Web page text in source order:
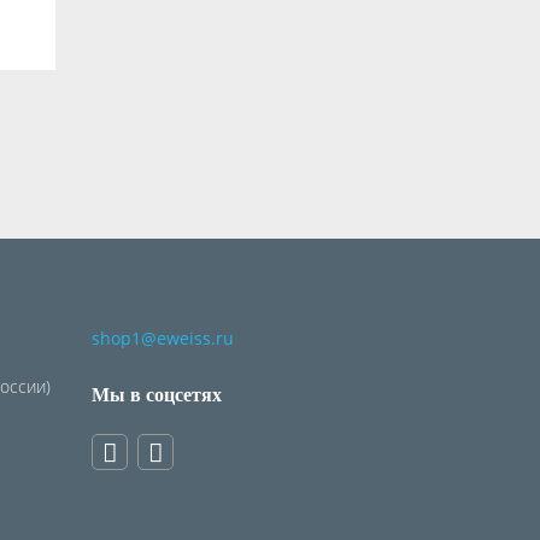
shop1@eweiss.ru
Мы в соцсетях